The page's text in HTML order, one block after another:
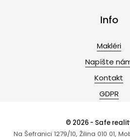
Info
Makléri
Napíšte
Kontakt
GDPR
© 2026 - Safe
Na Šefranici 1279/10, Žilina 010 01,